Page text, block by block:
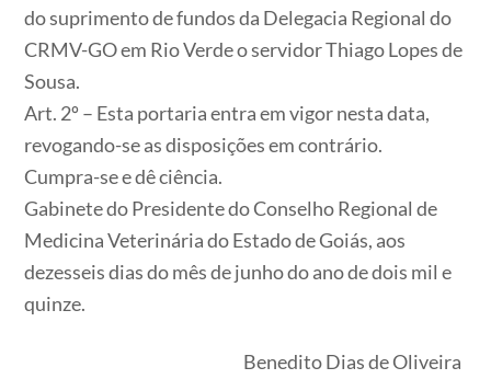
do suprimento de fundos da Delegacia Regional do
CRMV-GO em Rio Verde o servidor Thiago Lopes de
Sousa.
Art. 2º – Esta portaria entra em vigor nesta data,
revogando-se as disposições em contrário.
Cumpra-se e dê ciência.
Gabinete do Presidente do Conselho Regional de
Medicina Veterinária do Estado de Goiás, aos
dezesseis dias do mês de junho do ano de dois mil e
quinze.
Benedito Dias de Oliveira